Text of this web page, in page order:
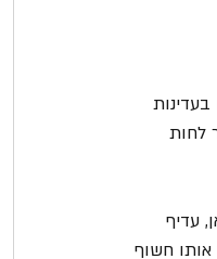
לחות
עדיף
חשוף